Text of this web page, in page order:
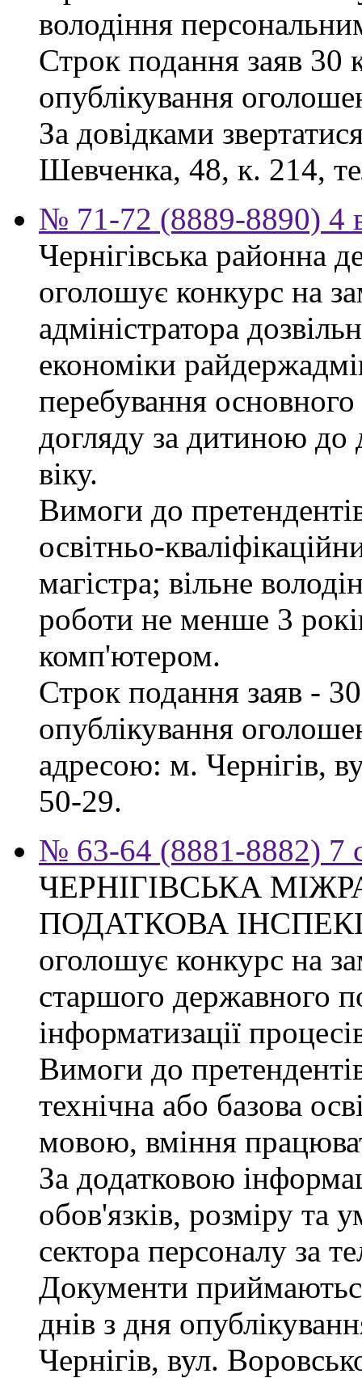
володіння
Строк подання заяв 30
опублікування
За довідками
Шевченка, 48, к. 214,
№ 71-72 (8889-8890) 4
Чернігівська районна
оголошує конкурс на
адміністратора
економіки
перебування
догляду за дитиною до
віку.
Вимоги до
освітньо-
магістра; вільне
роботи не менше 3
комп'ютером.
Строк подання заяв -
опублікування
адресою: м. Чернігів,
50-29.
№ 63-64 (8881-8882) 7
ЧЕРНІГІВСЬКА
ПОДАТКОВА
оголошує конкурс на
старшого державного
інформатизації
Вимоги до
технічна або базова
мовою, вміння
За додатковою
обов'язків, розміру та
сектора персоналу за
Документи
днів з дня
Чернігів, вул.